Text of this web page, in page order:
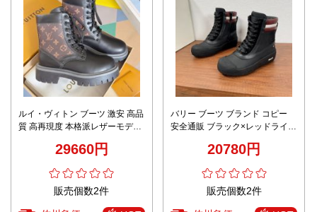
ルイ・ヴィトン ブーツ 激安 高品
質 高再現度 本格派レザーモデル
製 安心サイト 芸能人愛用
29660円
販売個数2件
バリー ブーツ ブランド コピー
安全通販 ブラック×レッドライン
ンズ モードスタイル
20780円
販売個数2件